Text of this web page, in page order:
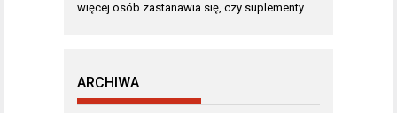
więcej osób zastanawia się, czy suplementy …
ARCHIWA